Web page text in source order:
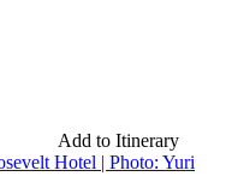
Add to Itinerary